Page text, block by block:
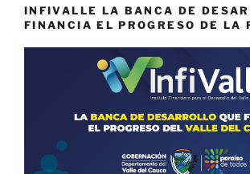
INFIVALLE LA BANCA DE
FINANCIA EL PROGRESO DE LA